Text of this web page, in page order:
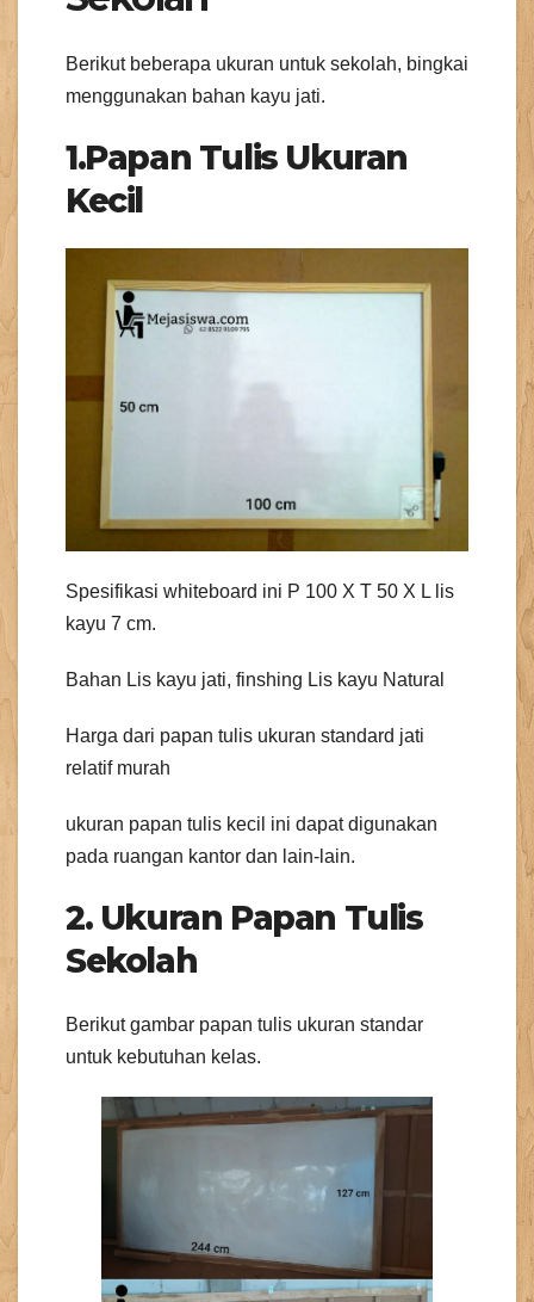
Berikut beberapa ukuran untuk sekolah, bingkai
menggunakan bahan kayu jati.
1.Papan Tulis Ukuran
Kecil
Spesifikasi whiteboard ini P 100 X T 50 X L lis
kayu 7 cm.
Bahan Lis kayu jati, finshing Lis kayu Natural
Harga dari papan tulis ukuran standard jati
relatif murah
ukuran papan tulis kecil ini dapat digunakan
pada ruangan kantor dan lain-lain.
2. Ukuran Papan Tulis
Sekolah
Berikut gambar papan tulis ukuran standar
untuk kebutuhan kelas.